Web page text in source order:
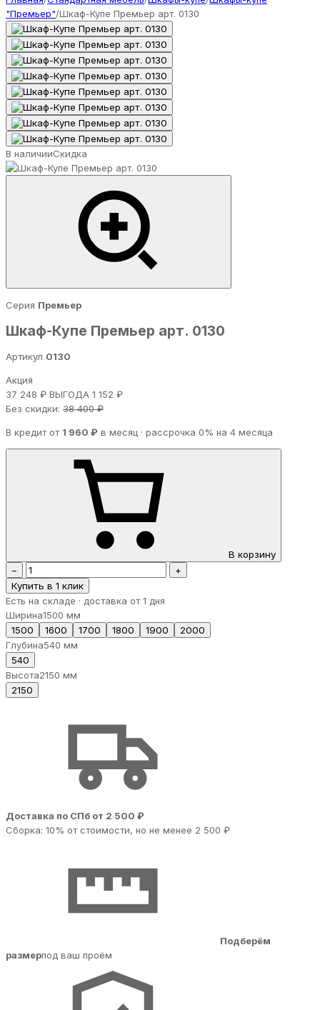
"Премьер"/Шкаф-Купе Премьер арт. 0130
В наличииСкидка
Серия Премьер
Шкаф-Купе Премьер арт. 0130
Артикул 0130
Акция
37 248 ₽ ВЫГОДА 1 152 ₽
Без скидки: 38 400 ₽
В кредит от 1 960 ₽ в месяц · рассрочка 0% на 4 месяца
В корзину
−
+
Купить в 1 клик
Есть на складе · доставка от 1 дня
Ширина1500 мм
1500
1600 1700 1800 1900
2000
Глубина540 мм
540
Высота2150 мм
2150
Доставка по СПб от 2 500 ₽
Сборка: 10% от стоимости, но не менее 2 500 ₽
Подберём
размерпод ваш проём